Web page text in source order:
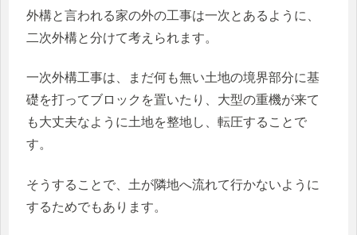
外構と言われる家の外の工事は一次とあるように、
二次外構と分けて考えられます。
一次外構工事は、まだ何も無い土地の境界部分に基
礎を打ってブロックを置いたり、大型の重機が来て
も大丈夫なように土地を整地し、転圧することで
す。
そうすることで、土が隣地へ流れて行かないように
するためでもあります。